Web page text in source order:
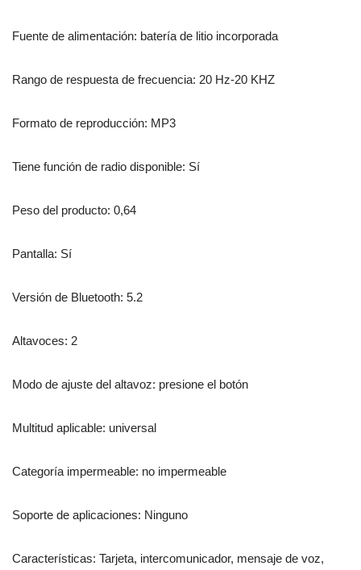
Fuente de alimentación: batería de litio incorporada
Rango de respuesta de frecuencia: 20 Hz-20 KHZ
Formato de reproducción: MP3
Tiene función de radio disponible: Sí
Peso del producto: 0,64
Pantalla: Sí
Versión de Bluetooth: 5.2
Altavoces: 2
Modo de ajuste del altavoz: presione el botón
Multitud aplicable: universal
Categoría impermeable: no impermeable
Soporte de aplicaciones: Ninguno
Características: Tarjeta, intercomunicador, mensaje de voz,